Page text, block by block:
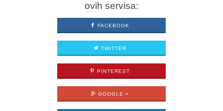
ovih servisa:
FACEBOOK
TWITTER
PINTEREST
GOOGLE +